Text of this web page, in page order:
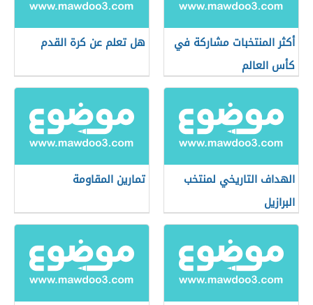
أكثر المنتخبات مشاركة في
كأس العالم
هل تعلم عن كرة القدم
الهداف التاريخي لمنتخب
البرازيل
تمارين المقاومة